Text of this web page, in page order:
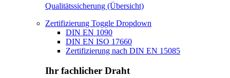
Qualitätssicherung (Übersicht)
Zertifizierung Toggle Dropdown
DIN EN 1090
DIN EN ISO 17660
Zertifizierung nach DIN EN 15085
Ihr fachlicher Draht